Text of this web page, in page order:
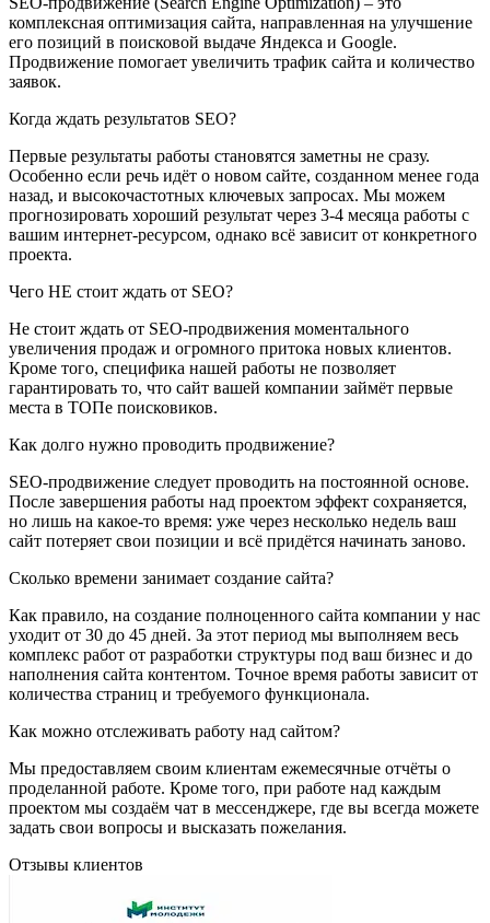
комплексная оптимизация сайта, направленная на улучшение
его позиций в поисковой выдаче Яндекса и Google.
Продвижение помогает увеличить трафик сайта и количество
заявок.
Когда ждать результатов SEO?
Первые результаты работы становятся заметны не сразу.
Особенно если речь идёт о новом сайте, созданном менее года
назад, и высокочастотных ключевых запросах. Мы можем
прогнозировать хороший результат через 3-4 месяца работы с
вашим интернет-ресурсом, однако всё зависит от конкретного
проекта.
Чего НЕ стоит ждать от SEO?
Не стоит ждать от SEO-продвижения моментального
увеличения продаж и огромного притока новых клиентов.
Кроме того, специфика нашей работы не позволяет
гарантировать то, что сайт вашей компании займёт первые
места в ТОПе поисковиков.
Как долго нужно проводить продвижение?
SEO-продвижение следует проводить на постоянной основе.
После завершения работы над проектом эффект сохраняется,
но лишь на какое-то время: уже через несколько недель ваш
сайт потеряет свои позиции и всё придётся начинать заново.
Сколько времени занимает создание сайта?
Как правило, на создание полноценного сайта компании у нас
уходит от 30 до 45 дней. За этот период мы выполняем весь
комплекс работ от разработки структуры под ваш бизнес и до
наполнения сайта контентом. Точное время работы зависит от
количества страниц и требуемого функционала.
Как можно отслеживать работу над сайтом?
Мы предоставляем своим клиентам ежемесячные отчёты о
проделанной работе. Кроме того, при работе над каждым
проектом мы создаём чат в мессенджере, где вы всегда можете
задать свои вопросы и высказать пожелания.
Отзывы клиентов